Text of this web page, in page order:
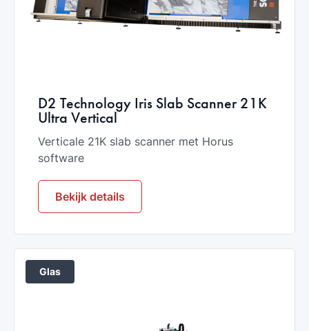
D2 Technology Iris Slab Scanner 21K
Ultra Vertical
Verticale 21K slab scanner met Horus
software
Bekijk details
Glas